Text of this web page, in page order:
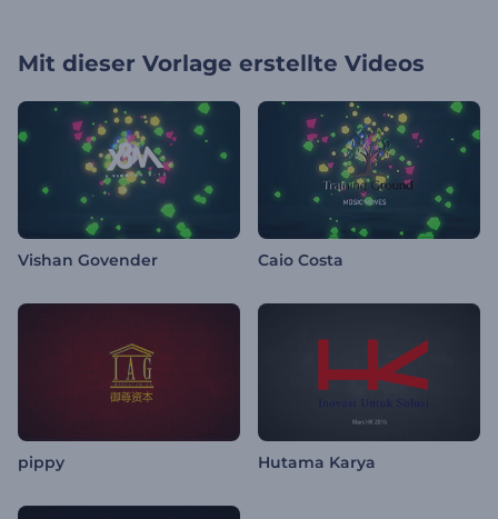
Mit dieser Vorlage erstellte Videos
Vishan Govender Caio Costa
pippy Hutama Karya